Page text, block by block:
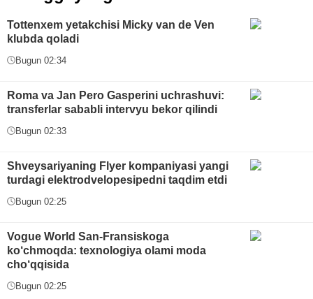
Tottenxem yetakchisi Micky van de Ven
klubda qoladi
Bugun 02:34
Roma va Jan Pero Gasperini uchrashuvi:
transferlar sababli intervyu bekor qilindi
Bugun 02:33
Shveysariyaning Flyer kompaniyasi yangi
turdagi elektrodvelopesipedni taqdim etdi
Bugun 02:25
Vogue World San-Fransiskoga
ko‘chmoqda: texnologiya olami moda
cho‘qqisida
Bugun 02:25